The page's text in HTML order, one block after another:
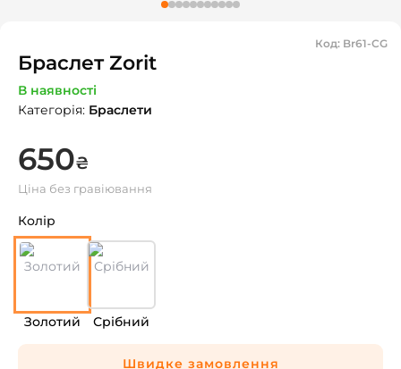
Браслет Zorit
Код: Br61-CG
В наявності
Категорія: Браслети
650₴
Ціна без гравіювання
Колір
Золотий Срібний
Швидке замовлення